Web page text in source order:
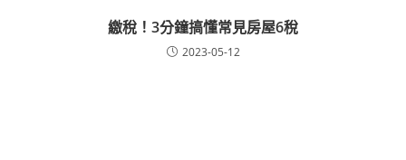
繳稅！3分鐘搞懂常見房屋6稅
2023-05-12